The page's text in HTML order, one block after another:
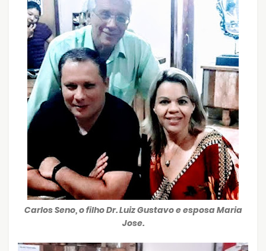
Carlos Seno, o filho Dr. Luiz Gustavo e esposa Maria
Jose.